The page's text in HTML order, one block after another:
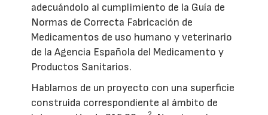
adecuándolo al cumplimiento de la Guía de
Normas de Correcta Fabricación de
Medicamentos de uso humano y veterinario
de la Agencia Española del Medicamento y
Productos Sanitarios.
Hablamos de un proyecto con una superficie
construida correspondiente al ámbito de